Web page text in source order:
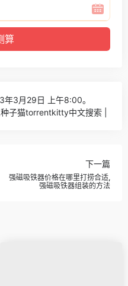
年3月29日 上午8:00。
子猫torrentkitty中文搜索 |
下一篇
强磁吸铁器价格在哪里打捞合适,
强磁吸铁器组装的方法